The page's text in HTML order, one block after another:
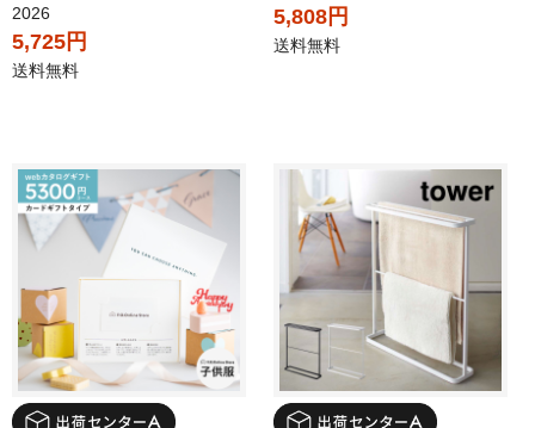
2026
5,725円
送料無料
5,808円
送料無料